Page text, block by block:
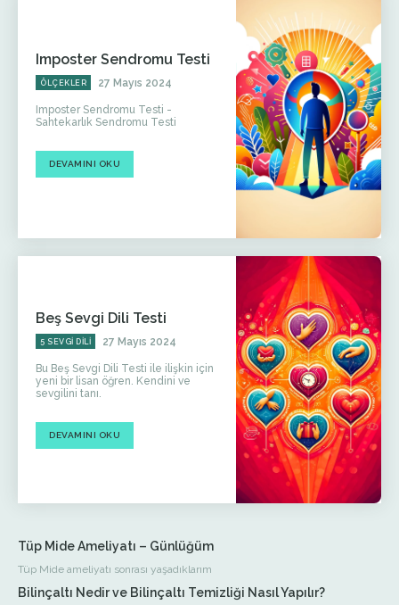
Imposter Sendromu Testi
ÖLÇEKLER 27 Mayıs 2024
Imposter Sendromu Testi -
Sahtekarlık Sendromu Testi
DEVAMINI OKU
Beş Sevgi Dili Testi
5 SEVGI DILI 27 Mayıs 2024
Bu Beş Sevgi Dili Testi ile ilişkin için
yeni bir lisan öğren. Kendini ve
sevgilini tanı.
DEVAMINI OKU
Tüp Mide Ameliyatı – Günlüğüm
Tüp Mide ameliyatı sonrası yaşadıklarım
Bilinçaltı Nedir ve Bilinçaltı Temizliği Nasıl Yapılır?